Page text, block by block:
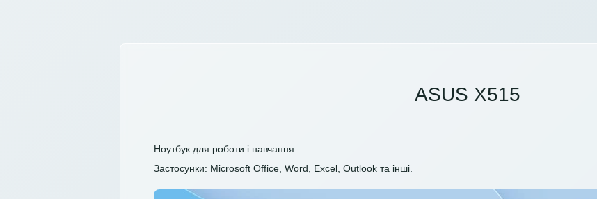
ASUS X515
Ноутбук для роботи і навчання
Застосунки: Microsoft Office, Word, Excel, Outlook та інші.